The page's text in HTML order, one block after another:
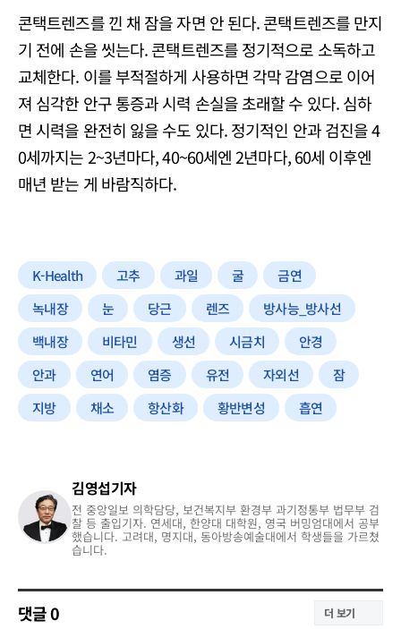
콘택트렌즈를 낀 채 잠을 자면 안 된다. 콘택트렌즈를 만지
기 전에 손을 씻는다. 콘택트렌즈를 정기적으로 소독하고
교체한다. 이를 부적절하게 사용하면 각막 감염으로 이어
져 심각한 안구 통증과 시력 손실을 초래할 수 있다. 심하
면 시력을 완전히 잃을 수도 있다. 정기적인 안과 검진을 4
0세까지는 2~3년마다, 40~60세엔 2년마다, 60세 이후엔
매년 받는 게 바람직하다.
K-Health 고추 과일 굴
금연
녹내장
눈 당근 렌즈
방사능_방사선
백내장
비타민 생선 시금치
안경
안과
연어 염증 유전 자외선
잠
지방
채소 항산화 황반변성 흡연
김영섭기자
전 중앙일보 의학담당, 보건복지부 환경부 과기정통부 법무부 검
찰 등 출입기자. 연세대, 한양대 대학원, 영국 버밍엄대에서 공부
했습니다. 고려대, 명지대, 동아방송예술대에서 학생들을 가르쳤
습니다.
댓글0 더 보기